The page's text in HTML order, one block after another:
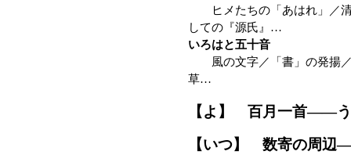
ヒメたちの「あはれ」／清
しての『源氏』…
いろはと五十音
風の文字／「書」の発揚／
草…
【よ】 百月一首——
【いつ】 数寄の周辺